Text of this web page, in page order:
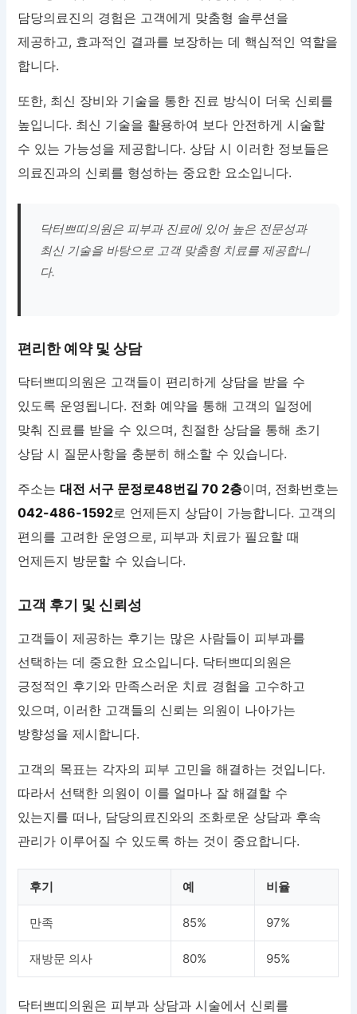
담당의료진의 경험은 고객에게 맞춤형 솔루션을
제공하고, 효과적인 결과를 보장하는 데 핵심적인 역할을
합니다.
또한, 최신 장비와 기술을 통한 진료 방식이 더욱 신뢰를
높입니다. 최신 기술을 활용하여 보다 안전하게 시술할
수 있는 가능성을 제공합니다. 상담 시 이러한 정보들은
의료진과의 신뢰를 형성하는 중요한 요소입니다.
닥터쁘띠의원은 피부과 진료에 있어 높은 전문성과
최신 기술을 바탕으로 고객 맞춤형 치료를 제공합니
다.
편리한 예약 및 상담
닥터쁘띠의원은 고객들이 편리하게 상담을 받을 수
있도록 운영됩니다. 전화 예약을 통해 고객의 일정에
맞춰 진료를 받을 수 있으며, 친절한 상담을 통해 초기
상담 시 질문사항을 충분히 해소할 수 있습니다.
주소는대전 서구 문정로48번길 70 2층이며, 전화번호는
042-486-1592로 언제든지 상담이 가능합니다. 고객의
편의를 고려한 운영으로, 피부과 치료가 필요할 때
언제든지 방문할 수 있습니다.
고객 후기 및 신뢰성
고객들이 제공하는 후기는 많은 사람들이 피부과를
선택하는 데 중요한 요소입니다. 닥터쁘띠의원은
긍정적인 후기와 만족스러운 치료 경험을 고수하고
있으며, 이러한 고객들의 신뢰는 의원이 나아가는
방향성을 제시합니다.
고객의 목표는 각자의 피부 고민을 해결하는 것입니다.
따라서 선택한 의원이 이를 얼마나 잘 해결할 수
있는지를 떠나, 담당의료진와의 조화로운 상담과 후속
관리가 이루어질 수 있도록 하는 것이 중요합니다.
후기 예 비율
만족 85% 97%
재방문 의사 80% 95%
닥터쁘띠의원은 피부과 상담과 시술에서 신뢰를